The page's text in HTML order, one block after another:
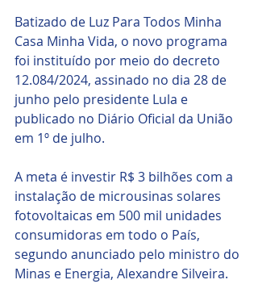
Batizado de Luz Para Todos Minha
Casa Minha Vida, o novo programa
foi instituído por meio do decreto
12.084/2024, assinado no dia 28 de
junho pelo presidente Lula e
publicado no Diário Oficial da União
em 1º de julho.
A meta é investir R$ 3 bilhões com a
instalação de microusinas solares
fotovoltaicas em 500 mil unidades
consumidoras em todo o País,
segundo anunciado pelo ministro do
Minas e Energia, Alexandre Silveira.